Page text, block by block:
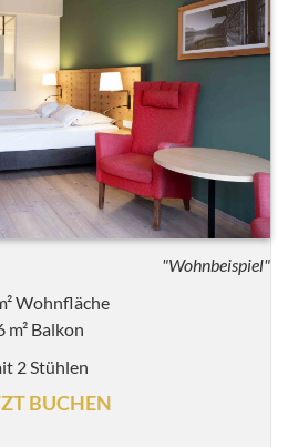
"Wohnbeispiel"
Wohnfläche
m² Balkon
2 Stühlen
BUCHEN